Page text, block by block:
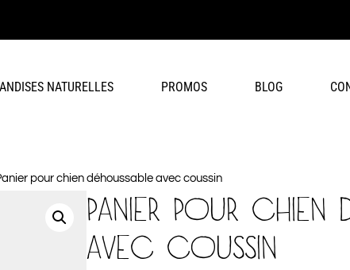
NATURELLES PROMOS BLOG
pour chien déhoussable avec coussin
PANIER POUR CHIEN
AVEC COUSSIN